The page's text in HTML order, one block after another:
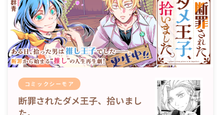
コミックシーモア
断罪されたダメ王子、拾いまし